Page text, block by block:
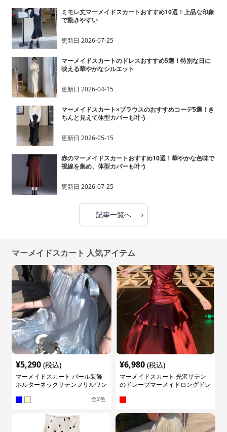
ミモレ丈マーメイドスカートおすすめ10選！上品な印象
で動きやすい
更新日 2026-07-25
マーメイドスカートのドレスおすすめ5選！特別な日に
映える華やかなシルエット
更新日 2026-04-15
マーメイドスカート×ブラウスのおすすめコーデ5選！き
ちんと見えて体型カバーも叶う
更新日 2026-05-15
赤のマーメイドスカートおすすめ10選！華やかな色味で
視線を集め、体型カバーも叶う
更新日 2026-07-25
記事一覧へ ›
マーメイドスカート 人気アイテム
¥5,290 (税込)
マーメイドスカート パール装飾
ホルターネックサテンフリルワン
ピース
全2色
¥6,980 (税込)
マーメイドスカート 光沢サテン
のドレープマーメイドロングドレ